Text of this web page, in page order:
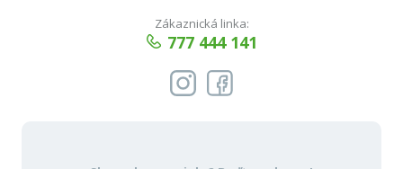
Zákaznická linka:
777 444 141